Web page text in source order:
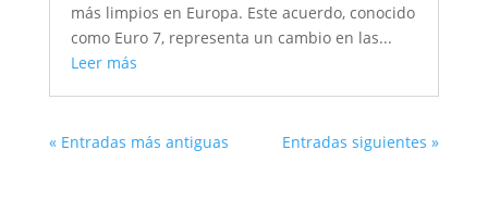
más limpios en Europa. Este acuerdo, conocido
como Euro 7, representa un cambio en las...
Leer más
« Entradas más antiguas Entradas siguientes »